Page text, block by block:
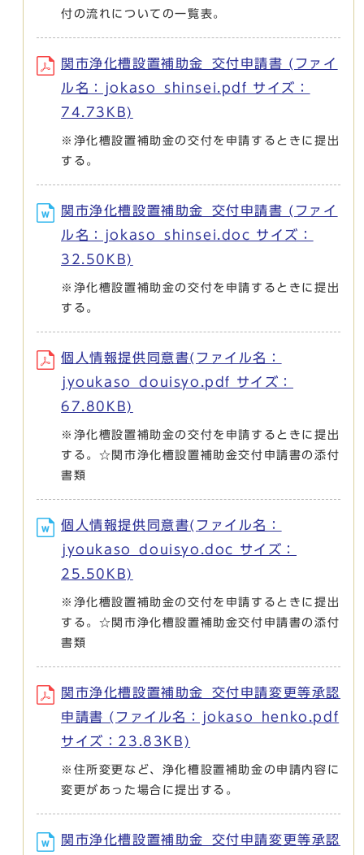
付の流れについての一覧表。
関市浄化槽設置補助金_交付申請書 (ファイ
ル名：jokaso_shinsei.pdf サイズ：
74.73KB)
※浄化槽設置補助金の交付を申請するときに提出
する。
関市浄化槽設置補助金_交付申請書 (ファイ
ル名：jokaso_shinsei.doc サイズ：
32.50KB)
※浄化槽設置補助金の交付を申請するときに提出
する。
個人情報提供同意書(ファイル名：
jyoukaso_douisyo.pdf サイズ：
67.80KB)
※浄化槽設置補助金の交付を申請するときに提出
する。☆関市浄化槽設置補助金交付申請書の添付
書類
個人情報提供同意書(ファイル名：
jyoukaso_douisyo.doc サイズ：
25.50KB)
※浄化槽設置補助金の交付を申請するときに提出
する。☆関市浄化槽設置補助金交付申請書の添付
書類
関市浄化槽設置補助金_交付申請変更等承認
申請書 (ファイル名：jokaso_henko.pdf
サイズ：23.83KB)
※住所変更など、浄化槽設置補助金の申請内容に
変更があった場合に提出する。
関市浄化槽設置補助金_交付申請変更等承認